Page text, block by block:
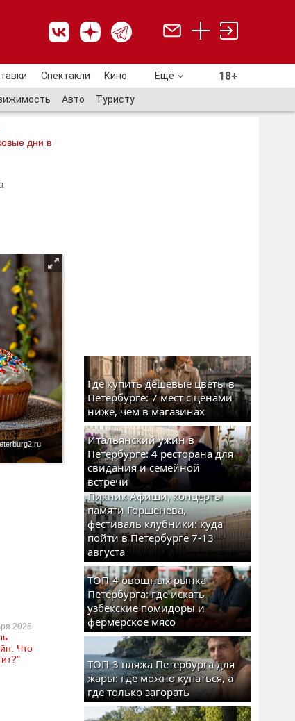
Спектакли Кино Ещё 18+
Авто Туристу
дни в
2026
Что
Где купить дешевые цветы в
Петербурге: 7 мест с ценами
ниже, чем в магазинах
Итальянский ужин в
Петербурге: 4 ресторана для
свидания и семейной
встречи
Пикник Афиши, концерты
памяти Горшенева,
фестиваль клубники: куда
пойти в Петербурге 7-13
августа
ТОП-4 овощных рынка
Петербурга: где искать
узбекские помидоры и
фермерское мясо
ТОП-3 пляжа Петербурга для
жары: где можно купаться, а
где только загорать